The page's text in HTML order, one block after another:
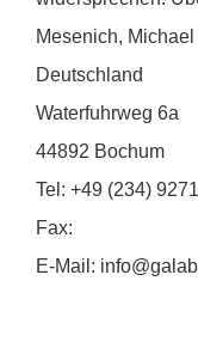
Mesenich, Michael
Deutschland
Waterfuhrweg 6a
44892 Bochum
Tel: +49 (234)
Fax:
E-Mail: